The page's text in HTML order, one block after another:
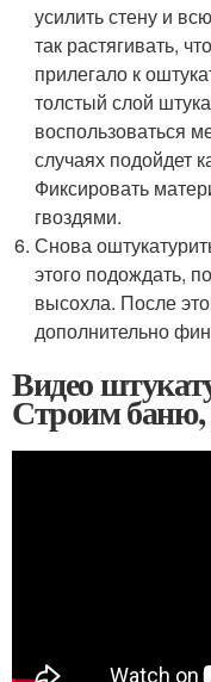
усилить стену и
так растягивать,
прилегало к
толстый слой
воспользоваться
случаях подойдет
Фиксировать
гвоздями.
Снова
этого подождать,
высохла. После
дополнительно
Видео
Строим баню,